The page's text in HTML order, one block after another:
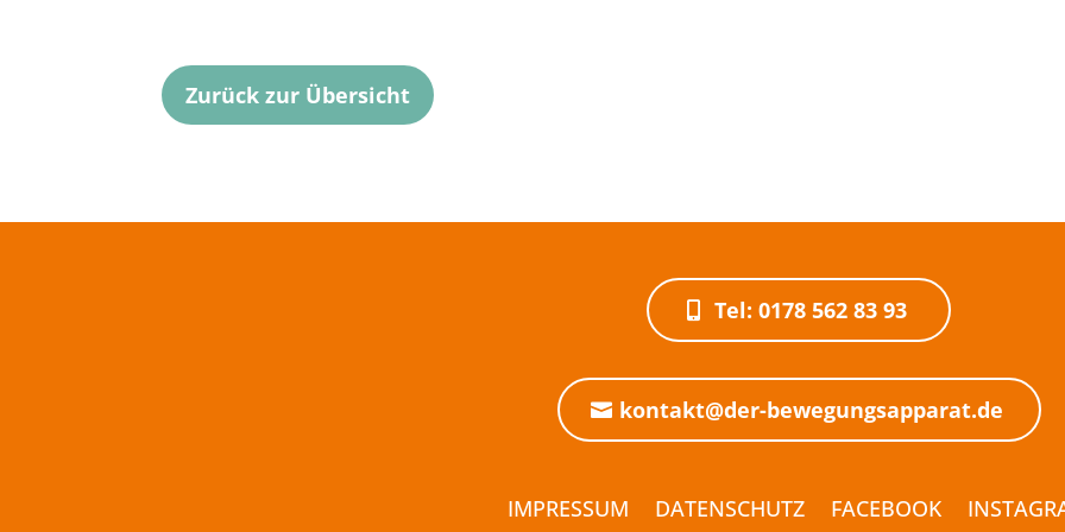
Zurück zur Übersicht
Tel: 0178 562 83 93
kontakt@der-bewegungsapparat.de
IMPRESSUM DATENSCHUTZ FACEBOOK